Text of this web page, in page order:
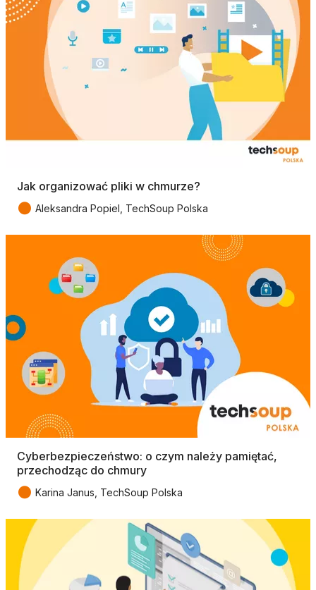
Jak organizować pliki w chmurze?
● Aleksandra Popiel, TechSoup Polska
Cyberbezpieczeństwo: o czym należy pamiętać,
przechodząc do chmury
● Karina Janus, TechSoup Polska